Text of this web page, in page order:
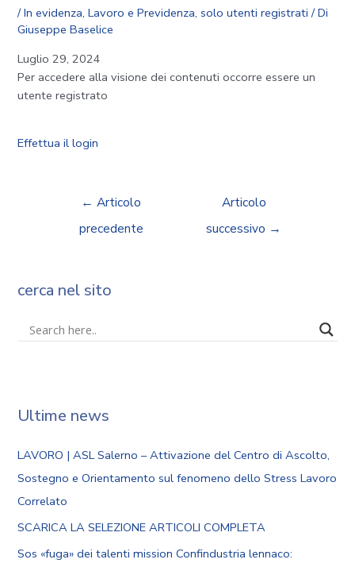
/In evidenza,Lavoro e Previdenza,solo utenti registrati / Di
Giuseppe Baselice
Luglio 29, 2024
Per accedere alla visione dei contenuti occorre essere un
utente registrato
Effettua il login
← Articolo
precedente
Articolo
successivo →
cerca nel sito
Ultime news
LAVORO | ASL Salerno – Attivazione del Centro di Ascolto,
Sostegno e Orientamento sul fenomeno dello Stress Lavoro
Correlato
SCARICA LA SELEZIONE ARTICOLI COMPLETA
Sos «fuga» dei talenti mission Confindustria lennaco: